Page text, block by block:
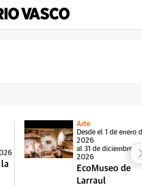
la
Arte
Desde el 1 de enero
2026
al 31 de diciembre de
2026
EcoMuseo de
Larraul